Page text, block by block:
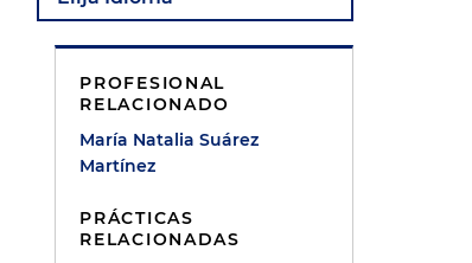
PROFESIONAL
RELACIONADO
María Natalia Suárez
Martínez
PRÁCTICAS
RELACIONADAS